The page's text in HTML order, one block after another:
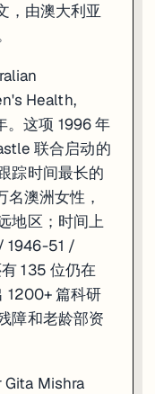
，由澳大利亚
Health,
。这项 1996 年
联合启动的
踪时间最长的
澳洲女性，
地区；时间上
1946-51 /
135 位仍在
1200+ 篇科研
障和老龄部资
Gita Mishra